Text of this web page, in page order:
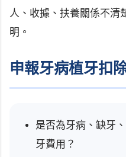
人、收據、扶養關係不清
明。
申報牙病植牙扣
是否為牙病、缺牙
牙費用？